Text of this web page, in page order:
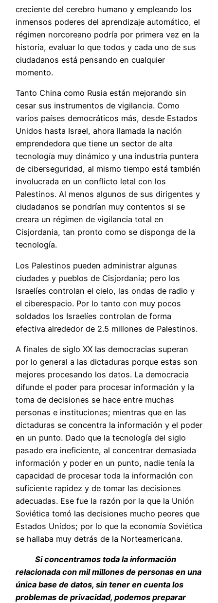
creciente del cerebro humano y empleando los
inmensos poderes del aprendizaje automático, el
régimen norcoreano podría por primera vez en la
historia, evaluar lo que todos y cada uno de sus
ciudadanos está pensando en cualquier
momento.
Tanto China como Rusia están mejorando sin
cesar sus instrumentos de vigilancia. Como
varios países democráticos más, desde Estados
Unidos hasta Israel, ahora llamada la nación
emprendedora que tiene un sector de alta
tecnología muy dinámico y una industria puntera
de ciberseguridad, al mismo tiempo está también
involucrada en un conflicto letal con los
Palestinos. Al menos algunos de sus dirigentes y
ciudadanos se pondrían muy contentos si se
creara un régimen de vigilancia total en
Cisjordania, tan pronto como se disponga de la
tecnología.
Los Palestinos pueden administrar algunas
ciudades y pueblos de Cisjordania; pero los
Israelíes controlan el cielo, las ondas de radio y
el ciberespacio. Por lo tanto con muy pocos
soldados los Israelíes controlan de forma
efectiva alrededor de 2.5 millones de Palestinos.
A finales de siglo XX las democracias superan
por lo general a las dictaduras porque estas son
mejores procesando los datos. La democracia
difunde el poder para procesar información y la
toma de decisiones se hace entre muchas
personas e instituciones; mientras que en las
dictaduras se concentra la información y el poder
en un punto. Dado que la tecnología del siglo
pasado era ineficiente, al concentrar demasiada
información y poder en un punto, nadie tenía la
capacidad de procesar toda la información con
suficiente rapidez y de tomar las decisiones
adecuadas. Ese fue la razón por la que la Unión
Soviética tomó las decisiones mucho peores que
Estados Unidos; por lo que la economía Soviética
se hallaba muy detrás de la Norteamericana.
Si concentramos toda la información
relacionada con mil millones de personas en una
única base de datos, sin tener en cuenta los
problemas de privacidad, podemos preparar